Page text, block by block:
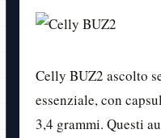
Celly BUZ2 ascolto
essenziale, con
3,4 grammi. Questi